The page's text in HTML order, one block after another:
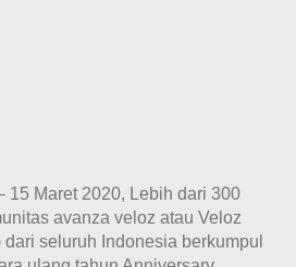
15 Maret 2020, Lebih dari 300
avanza veloz atau Veloz
seluruh Indonesia berkumpul